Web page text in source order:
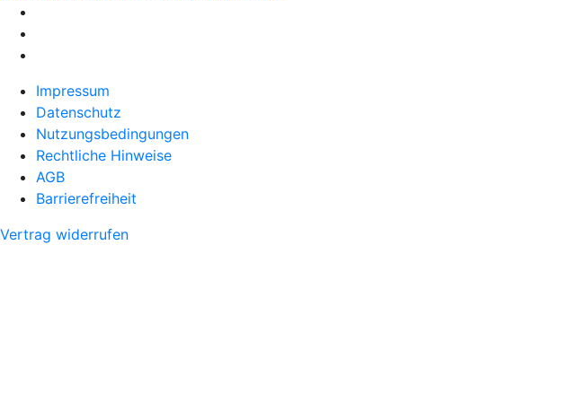
Impressum
Datenschutz
Nutzungsbedingungen
Rechtliche Hinweise
AGB
Barrierefreiheit
Vertrag widerrufen